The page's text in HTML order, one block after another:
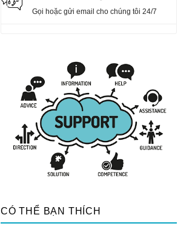
Gọi hoặc gửi email cho chúng tôi 24/7
CÓ THỂ BẠN THÍCH